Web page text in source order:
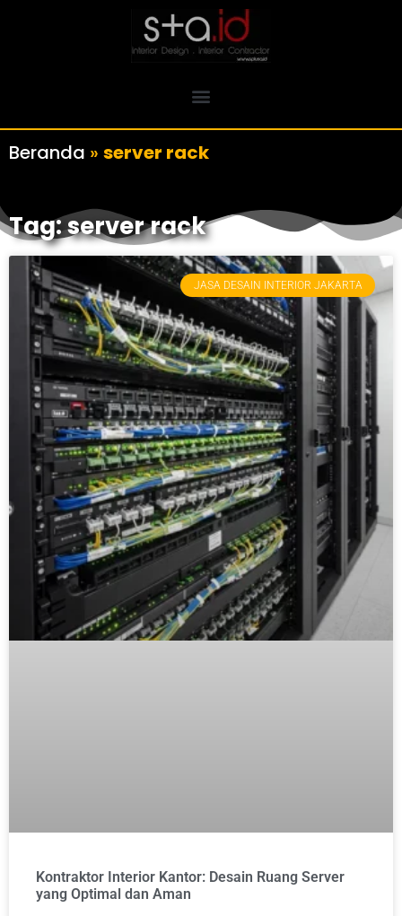
Beranda » server rack
Tag: server rack
JASA DESAIN INTERIOR JAKARTA
Kontraktor Interior Kantor: Desain Ruang Server
yang Optimal dan Aman